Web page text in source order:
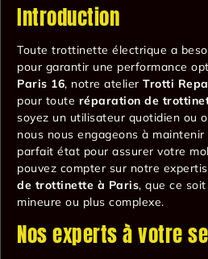
Introduction
Toute trottinette électrique a
pour garantir une performance
Paris 16, notre atelier Trotti
pour toute réparation de
soyez un utilisateur quotidien ou
nous nous engageons à
parfait état pour assurer votre
pouvez compter sur notre
de trottinette à Paris, que ce
mineure ou plus complexe.
Nos experts à votre